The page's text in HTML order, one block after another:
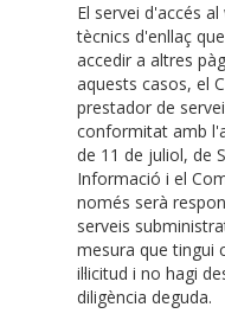
El servei d'accés
tècnics d'enllaç
accedir a altres
aquests casos, el
prestador de
conformitat amb
de 11 de juliol, de
Informació i el
només serà
serveis
mesura que tingui
il·licitud i no hagi
diligència deguda.